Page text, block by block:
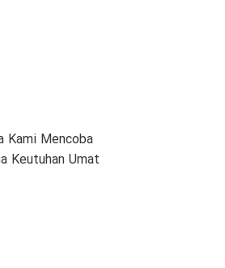
Kami Mencoba
Keutuhan Umat